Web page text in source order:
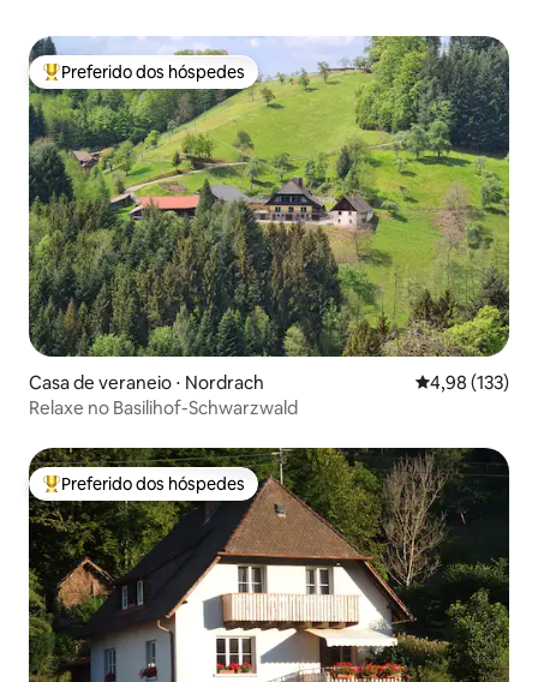
Entre os melhores preferidos dos hóspedes
Preferido dos hóspedes
Casa de veraneio ⋅ Nordrach 4,98 de uma
4,98 (133)
Relaxe no Basilihof-Schwarzwald
Entre os melhores preferidos dos hóspedes
Preferido dos hóspedes